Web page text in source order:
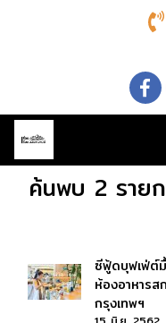
ค้นพบ 2 รายก
ซีฟู้ดบุฟเฟ่ต์มื้
ห้องอาหารส
กรุงเทพฯ